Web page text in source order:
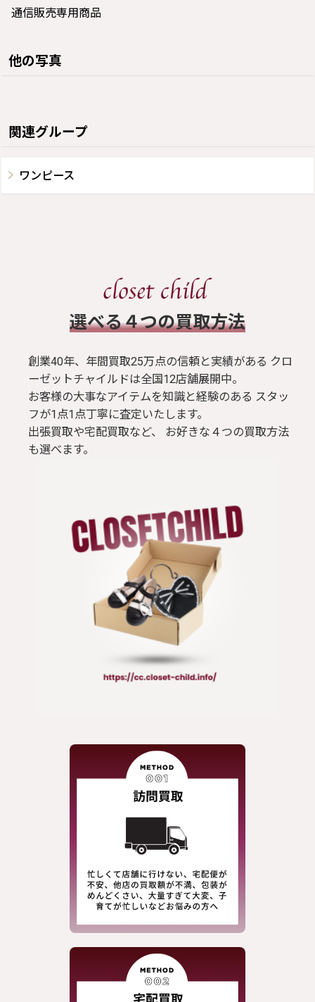
通信販売専用商品
他の写真
関連グループ
ワンピース
​選べる４つの買取方法
創業40年、年間買取25万点の信頼と実績がある クロ
ーゼットチャイルドは全国12店舗展開中。
お客様の大事なアイテムを知識と経験のある スタッ
フが1点1点丁寧に査定いたします。
出張買取や宅配買取など、 お好きな４つの買取方法
も選べます。